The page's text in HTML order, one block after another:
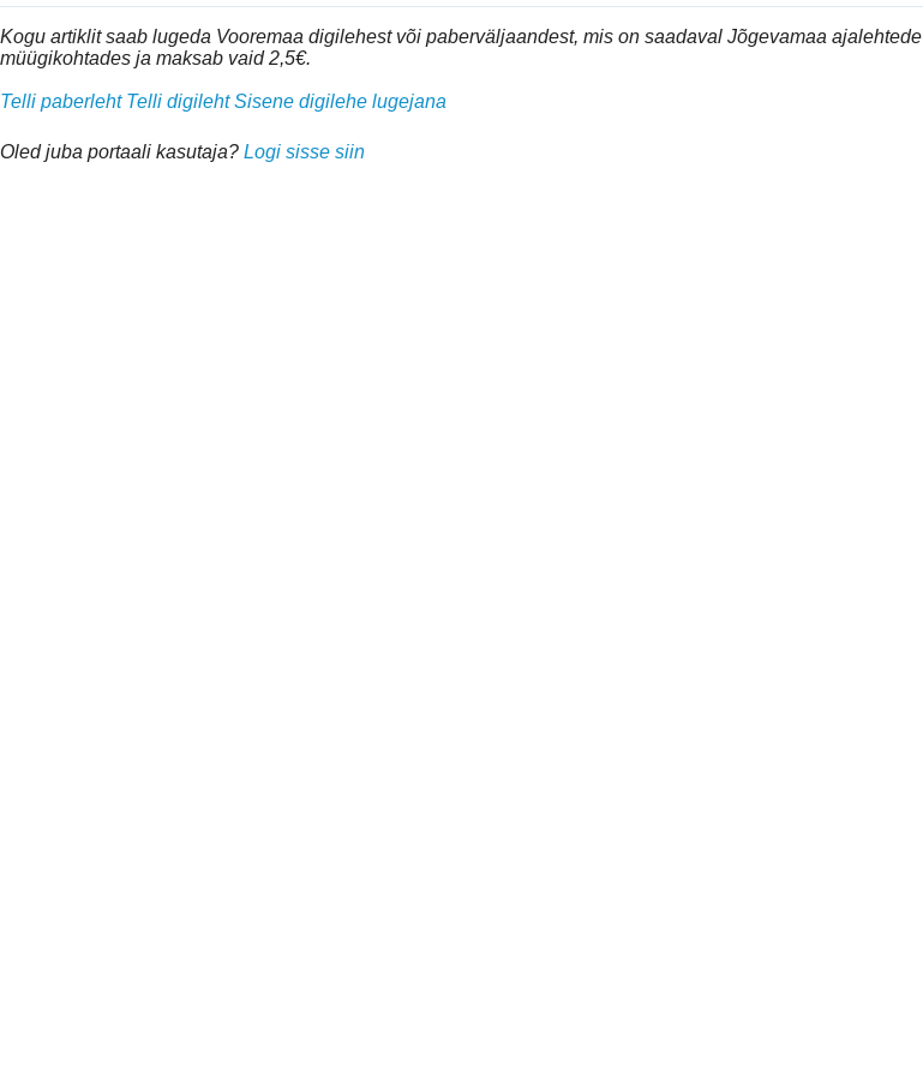
Kogu artiklit saab lugeda Vooremaa digilehest või paberväljaandest, mis on saadaval Jõgevamaa ajalehtede
müügikohtades ja maksab vaid 2,5€.
Telli paberleht Telli digilehtSisene digilehe lugejana
Oled juba portaali kasutaja? Logi sisse siin